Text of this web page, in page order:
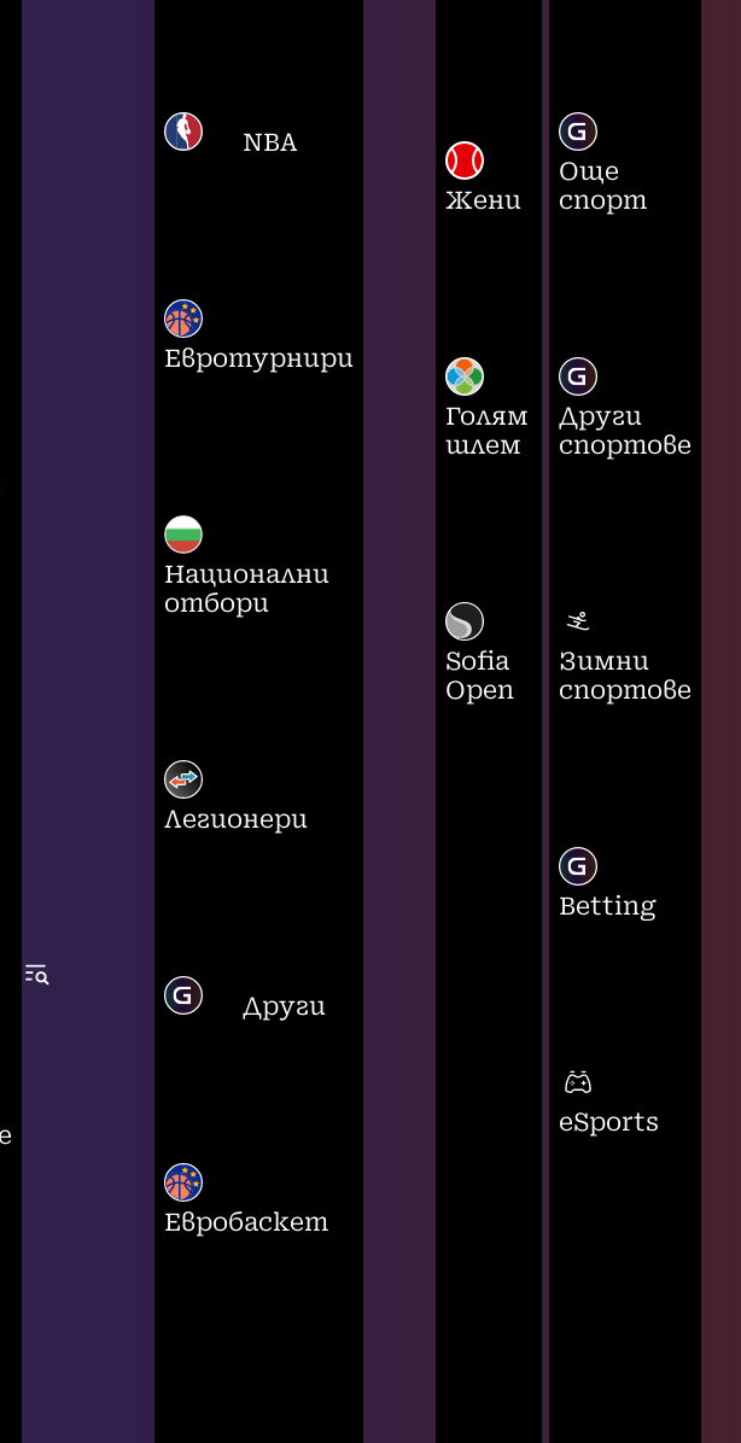
NBA
Евротурнири
Национални
отбори
Легионери
Други
Евробаскет
Жени
Голям
шлем
Sofia
Open
Още
спорт
Други
спортове
Зимни
спортове
Betting
eSports